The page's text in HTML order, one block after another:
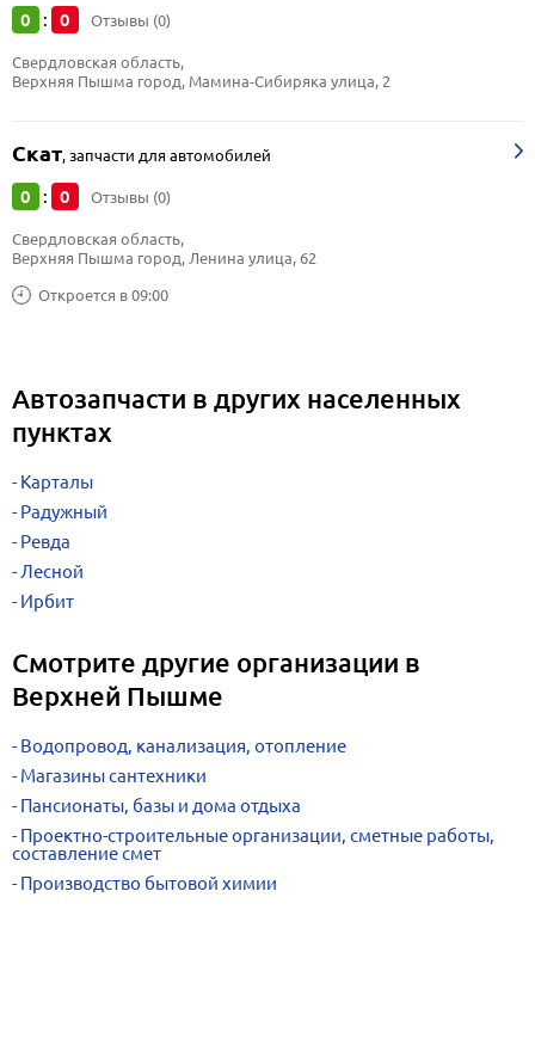
0 : 0 Отзывы (0)
Свердловская область,
Верхняя Пышма город, Мамина-Сибиряка улица, 2
Скат,запчасти для автомобилей
0 : 0 Отзывы (0)
Откроется в 09:00
Свердловская область,
Верхняя Пышма город, Ленина улица, 62
Автозапчасти в других населенных
пунктах
Карталы
Радужный
Ревда
Лесной
Ирбит
Смотрите другие организации в
Верхней Пышме
Водопровод, канализация, отопление
Магазины сантехники
Пансионаты, базы и дома отдыха
Проектно-строительные организации, сметные работы,
составление смет
Производство бытовой химии